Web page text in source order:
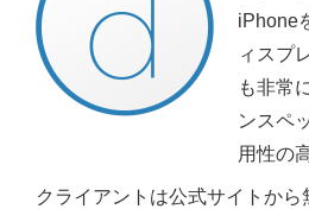
iPhone
ィスプ
も非常
ンスペ
用性の
クライアントは公式サイトか